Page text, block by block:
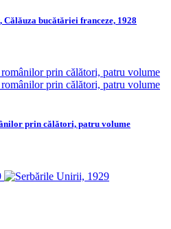
bucătăriei franceze, 1928
prin călători, patru volume